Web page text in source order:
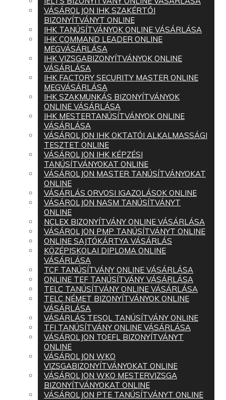
VÁSÁROLJON IHK SZAKÉRTŐI
BIZONYÍTVÁNYT ONLINE
IHK TANÚSÍTVÁNYOK ONLINE VÁSÁRLÁSA
IHK COMMAND LEADER ONLINE
MEGVÁSÁRLÁSA
IHK VIZSGABIZONYÍTVÁNYOK ONLINE
VÁSÁRLÁSA
IHK FACTORY SECURITY MASTER ONLINE
MEGVÁSÁRLÁSA
IHK SZAKMUNKÁS BIZONYÍTVÁNYOK
ONLINE VÁSÁRLÁSA
IHK MESTERTANÚSÍTVÁNYOK ONLINE
VÁSÁRLÁSA
VÁSÁROLJON IHK OKTATÓI ALKALMASSÁGI
TESZTET ONLINE
VÁSÁROLJON IHK KÉPZÉSI
TANÚSÍTVÁNYOKAT ONLINE
VÁSÁROLJON MASTER TANÚSÍTVÁNYOKAT
ONLINE
VÁSÁRLÁS ORVOSI IGAZOLÁSOK ONLINE
VÁSÁROLJON NASM TANÚSÍTVÁNYT
ONLINE
NCLEX BIZONYÍTVÁNY ONLINE VÁSÁRLÁSA
VÁSÁROLJON PMP TANÚSÍTVÁNYT ONLINE
ONLINE SAJTÓKÁRTYA VÁSÁRLÁS
KÖZÉPISKOLAI DIPLOMA ONLINE
VÁSÁRLÁSA
TCF TANÚSÍTVÁNY ONLINE VÁSÁRLÁSA
ONLINE TEF TANÚSÍTVÁNY VÁSÁRLÁSA
TELC TANÚSÍTVÁNY ONLINE VÁSÁRLÁSA
TELC NÉMET BIZONYÍTVÁNYOK ONLINE
VÁSÁRLÁSA
VÁSÁRLÁS TESOL TANÚSÍTVÁNY ONLINE
TFI TANÚSÍTVÁNY ONLINE VÁSÁRLÁSA
VÁSÁROLJON TOEFL BIZONYÍTVÁNYT
ONLINE
VÁSÁROLJON WKO
VIZSGABIZONYÍTVÁNYOKAT ONLINE
VÁSÁROLJON WKO MESTERVIZSGA
BIZONYÍTVÁNYOKAT ONLINE
VÁSÁROLJON PTE TANÚSÍTVÁNYT ONLINE